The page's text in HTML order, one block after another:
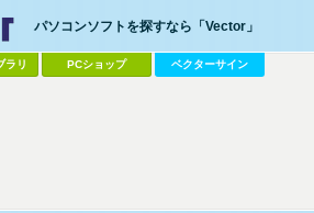
パソコンソフトを探すなら「Vector」
ラリ PCショップ ベクターサイン